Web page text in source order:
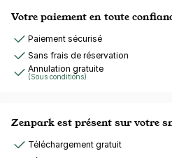
Votre paiement en toute
Paiement sécurisé
Sans frais de réservation
Annulation gratuite
(Sous conditions)
Zenpark est présent sur votre
Téléchargement gratuit